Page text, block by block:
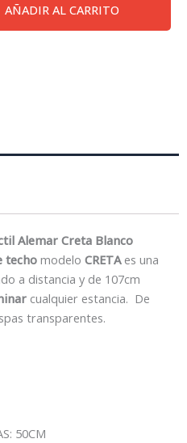
AÑADIR AL CARRITO
Alemar Creta Blanco
techo modelo CRETA es una
a distancia y de 107cm
cualquier estancia. De
transparentes.
50CM